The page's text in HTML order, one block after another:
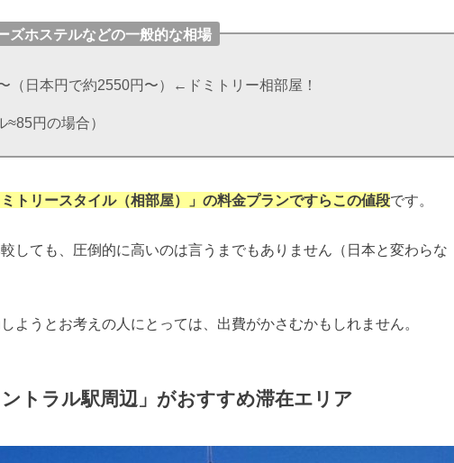
ズホステルなどの一般的な相場
（日本円で約2550円〜）←ドミトリー相部屋！
≈85円の場合）
トリースタイル（相部屋）」の料金プランですらこの値段です。
しても、圧倒的に高いのは言うまでもありません（日本と変わらな
ようとお考えの人にとっては、出費がかさむかもしれません。
トラル駅周辺」がおすすめ滞在エリア